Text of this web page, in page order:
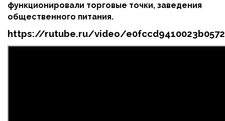
функционировали торговые точки, заведения
общественного питания.
https://rutube.ru/video/